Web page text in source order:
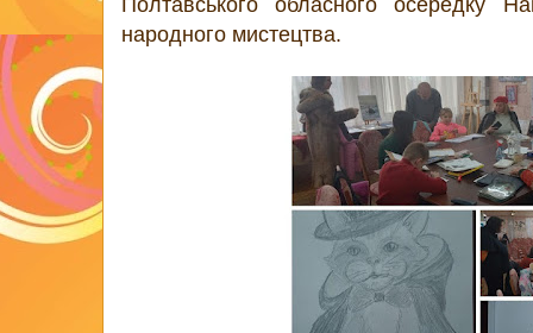
народного мистецтва.